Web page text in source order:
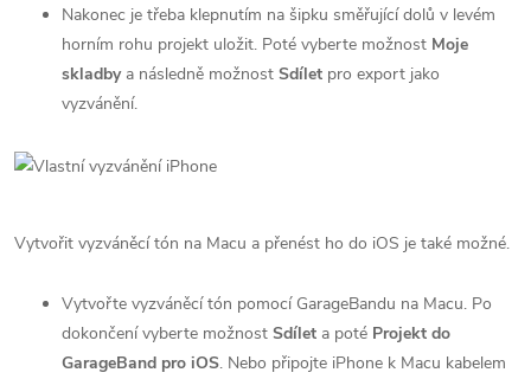
Nakonec je třeba klepnutím na šipku směřující dolů v levém
horním rohu projekt uložit. Poté vyberte možnost Moje
skladbya následně možnost Sdílet pro export jako
vyzvánění.
Vytvořit vyzváněcí tón na Macu a přenést ho do iOS je také možné.
Vytvořte vyzváněcí tón pomocí GarageBandu na Macu. Po
dokončení vyberte možnost Sdílet a poté Projekt do
GarageBand pro iOS. Nebo připojte iPhone k Macu kabelem